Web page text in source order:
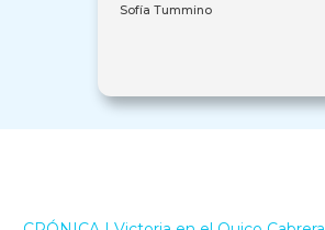
Sofía Tummino